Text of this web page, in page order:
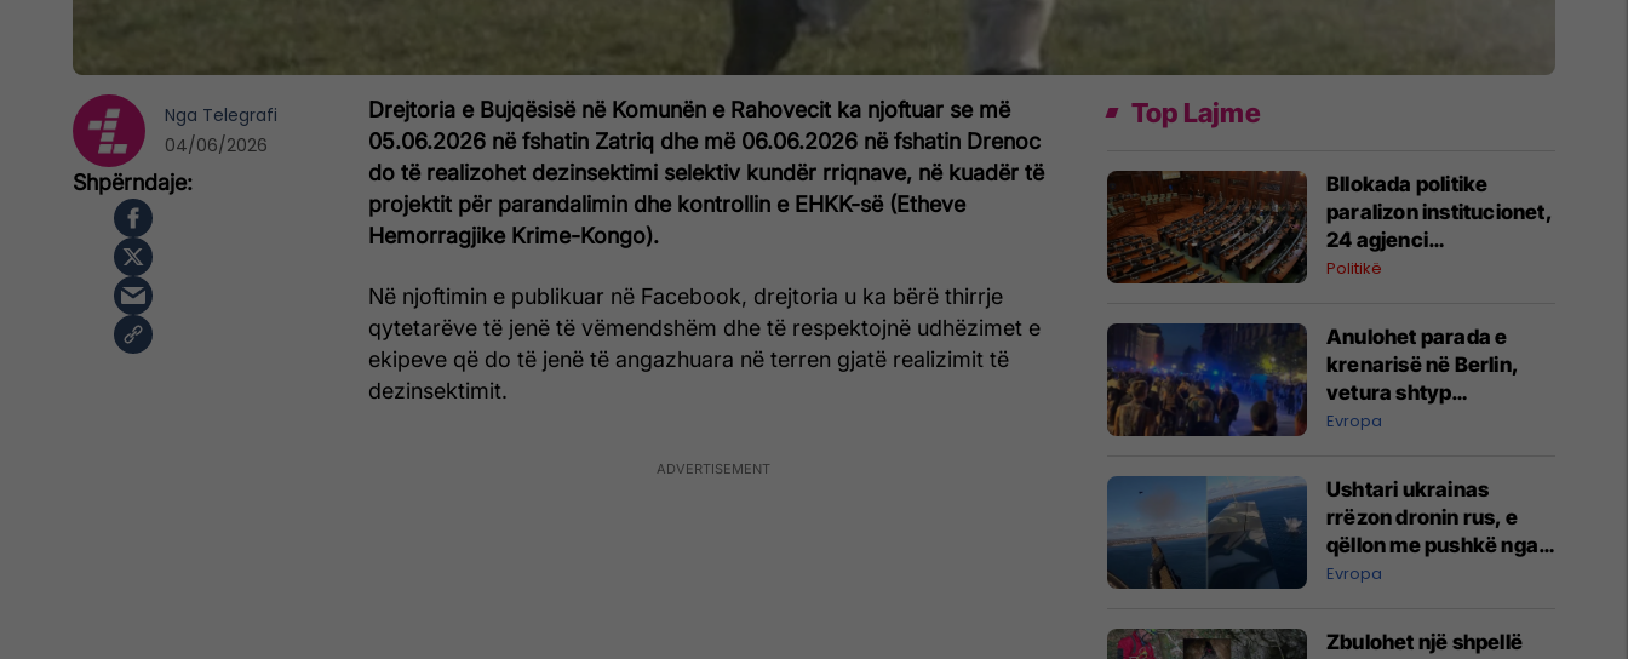
Drejtoria e Bujqësisë në Komunën e Rahovecit ka njoftuar se më
05.06.2026 në fshatin Zatriq dhe më 06.06.2026 në fshatin Drenoc
do të realizohet dezinsektimi selektiv kundër rriqnave, në kuadër të
projektit për parandalimin dhe kontrollin e EHKK-së (Etheve
Hemorragjike Krime-Kongo).
Në njoftimin e publikuar në Facebook, drejtoria u ka bërë thirrje
qytetarëve të jenë të vëmendshëm dhe të respektojnë udhëzimet e
ekipeve që do të jenë të angazhuara në terren gjatë realizimit të
dezinsektimit.
Nga Telegrafi
04/06/2026
Top Lajme
Bllokada politike
paralizon institucionet,
24 agjenci
funksionojnë me
ose jo të plota
Politikë
Anulohet parada e
krenarisë në Berlin,
vetura shtyp
pjesëmarrësit –
lënduar
Evropa
Ushtari ukrainas
rrëzon dronin rus, e
qëllon me pushkë nga
kabina e aeroplanit
Evropa
Zbulohet një shpellë